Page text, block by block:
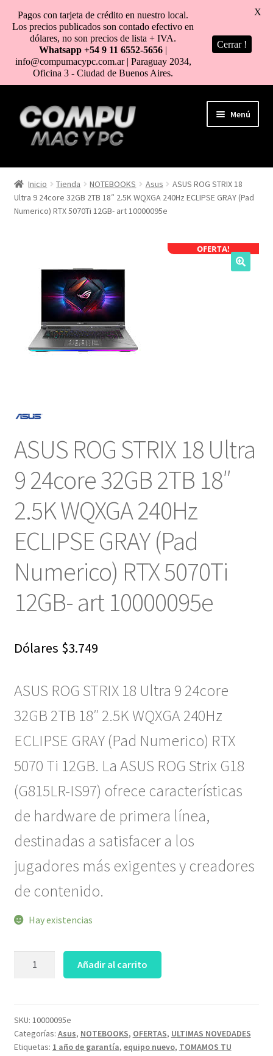
al
contenido
Menú
HOME
TIENDA
NOSOTROS
SERVICIOS
Inicio Tienda NOTEBOOKS Asus
ASUS ROG STRIX 18
Ultra 9 24core 32GB 2TB 18″ 2.5K WQXGA 240Hz ECLIPSE GRAY (Pad
Numerico) RTX 5070Ti 12GB- art 10000095e
OFERTA!
ASUS ROG STRIX 18 Ultra
9 24core 32GB 2TB 18″
2.5K WQXGA 240Hz
ECLIPSE GRAY (Pad
Numerico) RTX 5070Ti
12GB- art 10000095e
Dólares $3.749
ASUS ROG STRIX 18 Ultra 9 24core
32GB 2TB 18″ 2.5K WQXGA 240Hz
ECLIPSE GRAY (Pad Numerico) RTX
5070 Ti 12GB. La ASUS ROG Strix G18
(G815LR-IS97) ofrece características
de hardware de primera línea,
destinadas a satisfacer a los
jugadores más exigentes y creadores
de contenido.
Hay existencias
Ultra
9
24core
Añadir al carrito
SKU: 10000095e
Categorías: Asus, NOTEBOOKS, OFERTAS, ULTIMAS NOVEDADES
Etiquetas: 1 año de garantía, equipo nuevo, TOMAMOS TU
Pagos con tarjeta de crédito en nuestro local.
Los precios publicados son contado efectivo en
dólares, no son precios de lista + IVA.
Whatsapp +54 9 11 6552-5656 |
info@compumacypc.com.ar | Paraguay 2034,
Oficina 3 - Ciudad de Buenos Aires.
Cerrar !
X